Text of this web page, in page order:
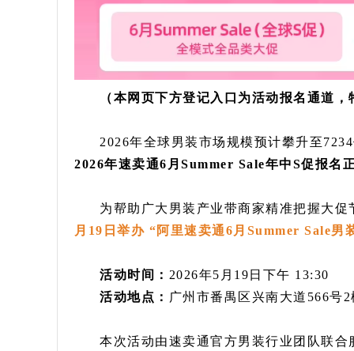
（本网页下方登记入口为活动报名通道
2026年全球男装市场规模预计攀升至
2026年速卖通6月Summer Sale年中S促报名
为帮助广大男装产业带商家精准把握大促
月19日举办 “阿里速卖通6月Summer Sale
活动时间： 2026年5月19日下午 13:30
活动地点： 广州市番禺区兴南大道566号
本次活动由速卖通官方男装行业团队联